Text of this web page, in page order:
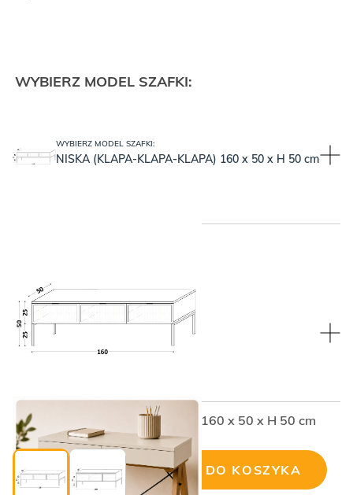
WYBIERZ MODEL SZAFKI:
WYBIERZ MODEL SZAFKI:
NISKA (KLAPA-KLAPA-KLAPA) 160 x 50 x H 50 cm
NISKA (KLAPA-KLAPA-KLAPA) 160 x 50 x H 50 cm
WYBIERZ KOLOR BLATU:
Kaszmir, czyli kremowy beż
Cena wybranej konfiguracji:
ilość
DODAJ DO KOSZYKA